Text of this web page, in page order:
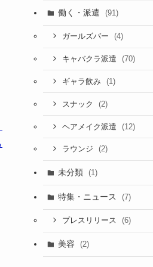
働く・派遣 (91)
ガールズバー (4)
キャバクラ派遣 (70)
ギャラ飲み (1)
スナック (2)
ヘアメイク派遣 (12)
ラウンジ (2)
未分類 (1)
特集・ニュース (7)
プレスリリース (6)
美容 (2)